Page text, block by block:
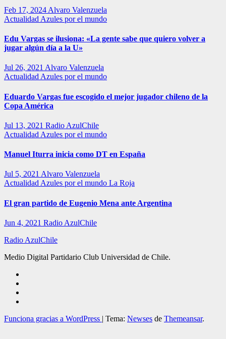
Feb 17, 2024 Alvaro Valenzuela
Actualidad Azules por el mundo
Edu Vargas se ilusiona: «La gente sabe que quiero volver a
jugar algún día a la U»
Jul 26, 2021 Alvaro Valenzuela
Actualidad Azules por el mundo
Eduardo Vargas fue escogido el mejor jugador chileno de la
Copa América
Jul 13, 2021 Radio AzulChile
Actualidad Azules por el mundo
Manuel Iturra inicia como DT en España
Jul 5, 2021 Alvaro Valenzuela
Actualidad Azules por el mundo La Roja
El gran partido de Eugenio Mena ante Argentina
Jun 4, 2021 Radio AzulChile
Radio AzulChile
Medio Digital Partidario Club Universidad de Chile.
Funciona gracias a WordPress | Tema: Newses de Themeansar.